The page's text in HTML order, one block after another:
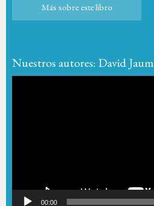
Más sobre este libro
Nuestros autores: David
00:00